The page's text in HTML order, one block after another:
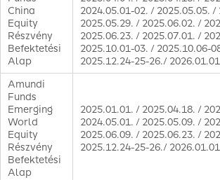
China
Equity
Részvény
Befektetési
Alap
2024.05.01-02. / 2025.05.05. /
2025.05.29. / 2025.06.02. /
2025.06.23. / 2025.07.01. /
2025.10.01-03. / 2025.10.06-
2025.12.24-25-26./
Amundi
Funds
Emerging
World
Equity
Részvény
Befektetési
Alap
2025.01.01. / 2025.04.18. /
2024.05.01. / 2025.05.09. /
2025.06.09. / 2025.06.23. /
2025.12.24-25-26./